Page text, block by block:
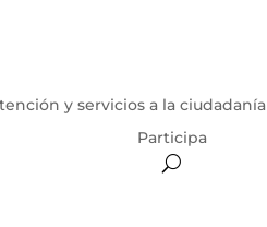
y servicios a la ciudadanía
Participa